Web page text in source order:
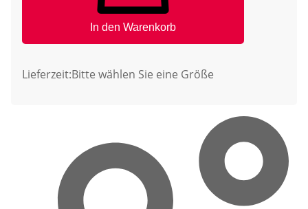
In den Warenkorb
Lieferzeit:Bitte wählen Sie eine Größe